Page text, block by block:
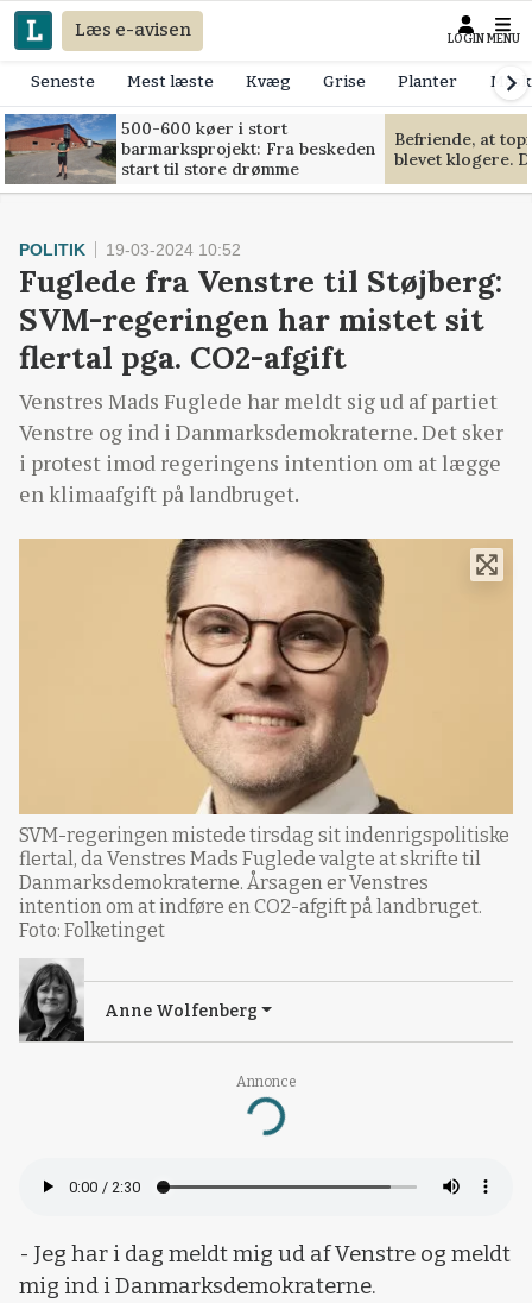
Læs e-avisen LOGIN MENU
Seneste Mest læste Kvæg Grise Planter
500-600 køer i stort
barmarksprojekt: Fra beskeden
start til store drømme
Befriende, at
blevet klogere.
Annonce
Loading...
POLITIK 19-03-2024 10:52
Fuglede fra Venstre til Støjberg:
SVM-regeringen har mistet sit
flertal pga. CO2-afgift
Venstres Mads Fuglede har meldt sig ud af partiet
Venstre og ind i Danmarksdemokraterne. Det sker
i protest imod regeringens intention om at lægge
en klimaafgift på landbruget.
SVM-regeringen mistede tirsdag sit indenrigspolitiske
flertal, da Venstres Mads Fuglede valgte at skrifte til
Danmarksdemokraterne. Årsagen er Venstres
intention om at indføre en CO2-afgift på landbruget.
Foto: Folketinget
Anne Wolfenberg
- Jeg har i dag meldt mig ud af Venstre og meldt
mig ind i Danmarksdemokraterne.